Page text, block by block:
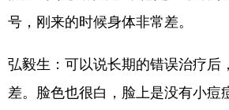
号，刚来的时候身体非常差。
弘毅生：可以说长期的错误治疗后
差。脸色也很白，脸上是没有小痘